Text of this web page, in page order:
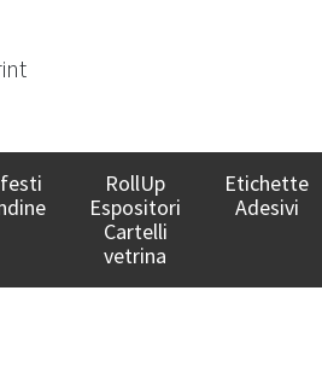
RollUp
Espositori
Cartelli
vetrina
Etichette
Adesivi